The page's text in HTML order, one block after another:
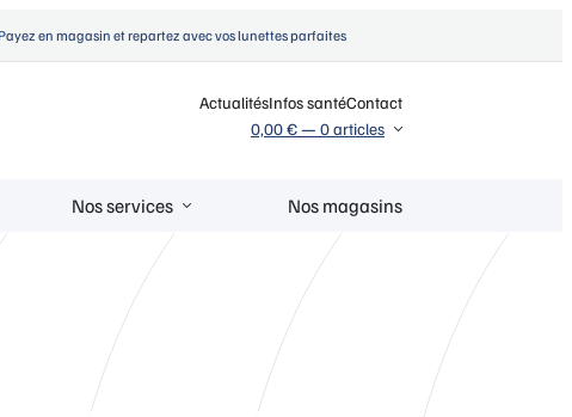
en magasin et repartez avec vos lunettes parfaites
ActualitésInfos santéContact
0,00 €— 0 articles
Nos services Nos magasins